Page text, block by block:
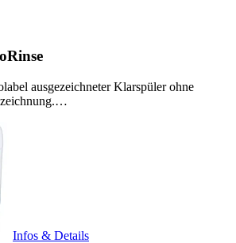
ausgezeichneter Klarspüler ohne
Infos & Details